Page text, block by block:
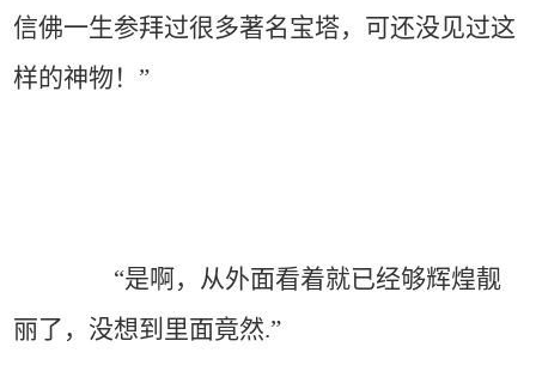
信佛一生参拜过很多著名宝塔，可还没见过这
样的神物！”
“是啊，从外面看着就已经够辉煌靓
丽了，没想到里面竟然.”